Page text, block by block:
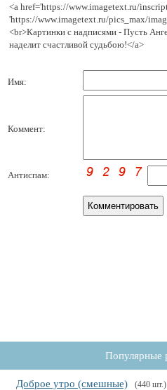
<a href='https://www.imagetext.ru/
'https://www.imagetext.ru/pics_max/
<br>Картинки с надписями - Пусть
наделит счастливой судьбою!</a>
Имя:
Коммент:
Антиспам:
Популярные
Доброе утро (смешные) (440 шт.)